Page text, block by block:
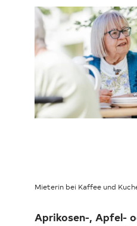
Über uns
Investor Relations
Loading...
Mieterin bei Kaffee und
Aprikosen-, Apfel-